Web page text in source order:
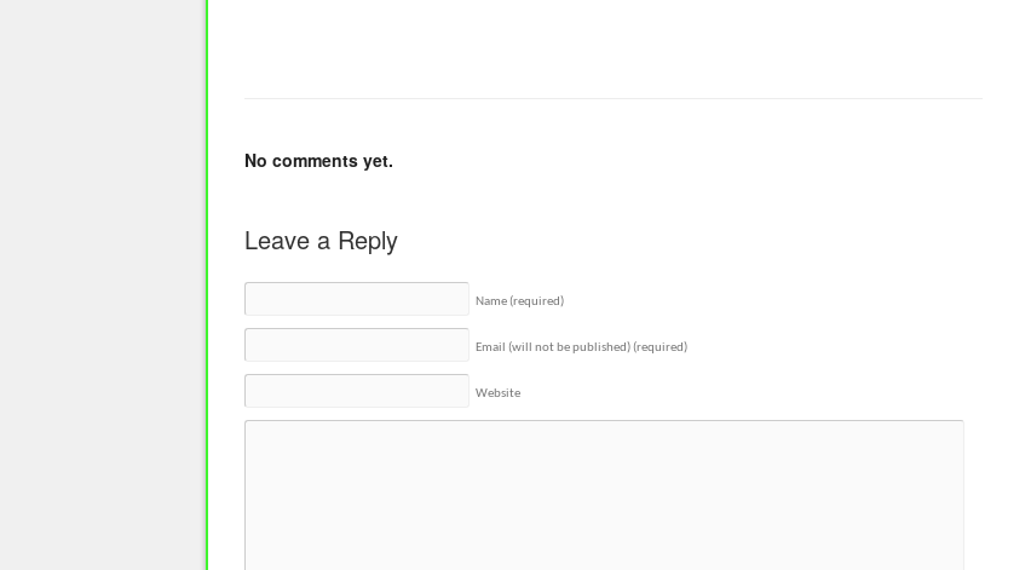
No comments yet.
Leave a Reply
Name (required)
Email (will not be published) (required)
Website